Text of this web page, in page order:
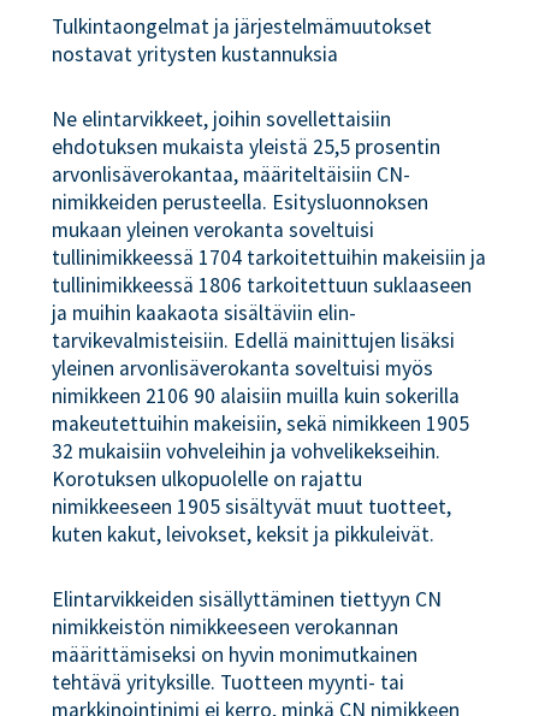
Tulkintaongelmat ja järjestelmämuutokset
nostavat yritysten kustannuksia
Ne elintarvikkeet, joihin sovellettaisiin
ehdotuksen mukaista yleistä 25,5 prosentin
arvonlisäverokantaa, määriteltäisiin CN-
nimikkeiden perusteella. Esitysluonnoksen
mukaan yleinen verokanta soveltuisi
tullinimikkeessä 1704 tarkoitettuihin makeisiin ja
tullinimikkeessä 1806 tarkoitettuun suklaaseen
ja muihin kaakaota sisältäviin elin-
tarvikevalmisteisiin. Edellä mainittujen lisäksi
yleinen arvonlisäverokanta soveltuisi myös
nimikkeen 2106 90 alaisiin muilla kuin sokerilla
makeutettuihin makeisiin, sekä nimikkeen 1905
32 mukaisiin vohveleihin ja vohvelikekseihin.
Korotuksen ulkopuolelle on rajattu
nimikkeeseen 1905 sisältyvät muut tuotteet,
kuten kakut, leivokset, keksit ja pikkuleivät.
Elintarvikkeiden sisällyttäminen tiettyyn CN
nimikkeistön nimikkeeseen verokannan
määrittämiseksi on hyvin monimutkainen
tehtävä yrityksille. Tuotteen myynti- tai
markkinointinimi ei kerro, minkä CN nimikkeen